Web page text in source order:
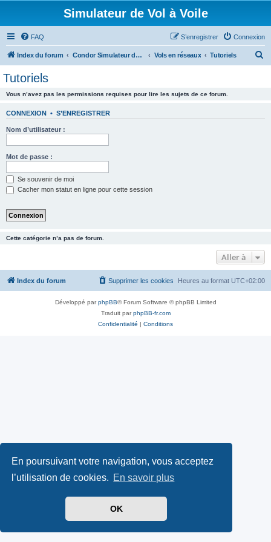
En poursuivant votre navigation, vous acceptez
l’utilisation de cookies. En savoir plus
OK
Simulateur de Vol à Voile
FAQ Connexion
S’enregistrer
Index du forum Condor Simulateur de Vol à Voile Vols en réseaux Tutoriels
Tutoriels
Vous n’avez pas les permissions requises pour lire les sujets de ce forum.
CONNEXION • S’ENREGISTRER
Nom d’utilisateur :
Mot de passe :
Se souvenir de moi
Cacher mon statut en ligne pour cette session
Cette catégorie n’a pas de forum.
Aller à
Index du forum Heures au format UTC+02:00
Supprimer les cookies
Développé parphpBB® Forum Software © phpBB Limited
Traduit parphpBB-fr.com
Confidentialité | Conditions